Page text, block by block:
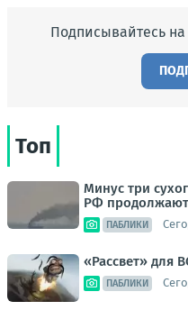
Подписывайтесь
Топ
Минус три
РФ
ПАБЛИКИ
«Рассвет» для
ПАБЛИКИ